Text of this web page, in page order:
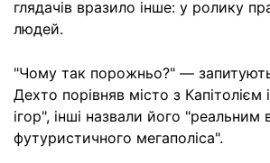
глядачів вразило інше: у ролику
людей.
"Чому так порожньо?" —
Дехто порівняв місто з Капітолієм
ігор", інші назвали його "реальним
футуристичного мегаполіса".